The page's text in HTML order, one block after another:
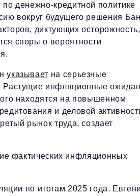
денежно-кредитной политике
вокруг будущего решения
диктующих
споры о вероятности
указывает на серьезные
Растущие инфляционные
находятся на повышенном
и деловой
рынок труда, создает
фактических инфляционных
по итогам 2025 года.